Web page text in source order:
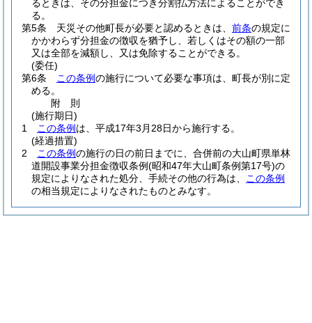
るときは、その分担金につき分割払方法によることができ
る。
第5条
天災その他町長が必要と認めるときは、 前条の規定に
かかわらず分担金の徴収を猶予し、若しくはその額の一部
又は全部を減額し、又は免除することができる。
(委任)
第6条
この条例の施行について必要な事項は、町長が別に定
める。
附 則
(施行期日)
1
この条例 は、平成17年3月28日から施行する。
(経過措置)
2
この条例の施行の日の前日までに、合併前の大山町県単林
道開設事業分担金徴収条例(昭和47年大山町条例第17号)の
規定によりなされた処分、手続その他の行為は、
この条例
の相当規定によりなされたものとみなす。